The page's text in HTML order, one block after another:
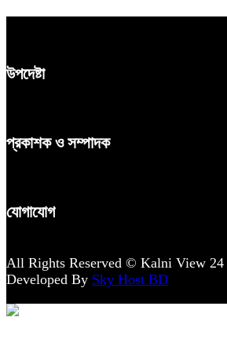
উপদেষ্টা
প্রকাশক ও সম্পাদক
যোগাযোগ
All Rights Reserved © Kalni View 24
Developed By Sky Host BD